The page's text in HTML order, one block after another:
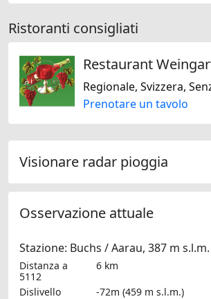
Ristoranti consigliati
Restaurant
Prenotare un tavolo
Visionare radar pioggia
Osservazione attuale
Stazione: Buchs / Aarau, 387 m s.l.m.
Distanza a
5112
6 km
Dislivello
-72m (459 m s.l.m.)